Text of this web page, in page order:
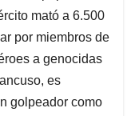
mató a 6.500
por miembros de
a genocidas
es
golpeador como